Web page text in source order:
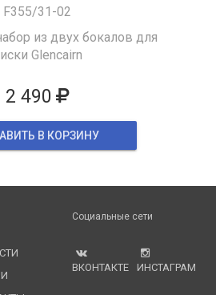
F355/31-02
из двух бокалов для
Glencairn
2 490
В КОРЗИНУ
Социальные сети
ВКОНТАКТЕ ИНСТАГРАМ